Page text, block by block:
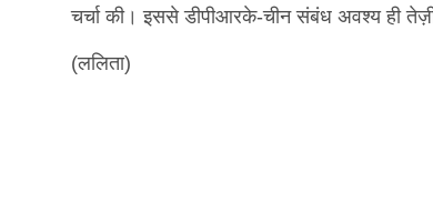
चर्चा की। इससे डीपीआरके-चीन संबंध अवश्य ही तेज़ी
(ललिता)